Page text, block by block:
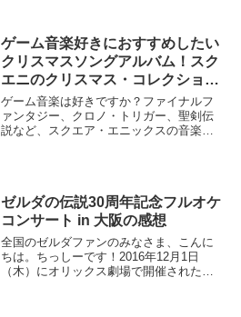
ゲーム音楽好きにおすすめしたい
クリスマスソングアルバム！スク
エニのクリスマス・コレクション
ズ music from SQUARE ENIX
ゲーム音楽は好きですか？ファイナルフ
ァンタジー、クロノ・トリガー、聖剣伝
説など、スクエア・エニックスの音楽は
ゼルダの伝説30周年記念フルオケ
コンサート in 大阪の感想
全国のゼルダファンのみなさま、こんに
ちは。ちっしーです！2016年12月1日
（木）にオリックス劇場で開催された